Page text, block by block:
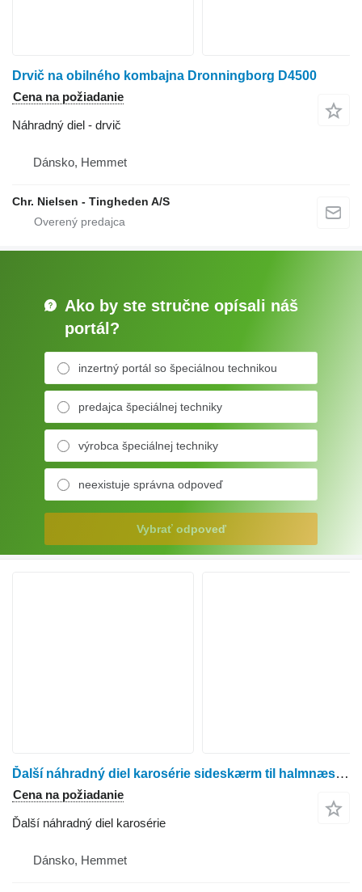
Drvič na obilného kombajna Dronningborg D4500
Cena na požiadanie
Náhradný diel - drvič
Dánsko, Hemmet
Chr. Nielsen - Tingheden A/S
Ako by ste stručne opísali náš
portál?
inzertný portál so špeciálnou technikou
predajca špeciálnej techniky
výrobca špeciálnej techniky
neexistuje správna odpoveď
Vybrať odpoveď
Ďalší náhradný diel karosérie sideskærm til halmnæsen na obilného kombajna Dronningborg 9000
Cena na požiadanie
Ďalší náhradný diel karosérie
Dánsko, Hemmet